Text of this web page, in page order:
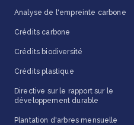
Analyse de l'empreinte carbone
Crédits carbone
Crédits biodiversité
Crédits plastique
Directive sur le rapport sur le
développement durable
Plantation d'arbres mensuelle